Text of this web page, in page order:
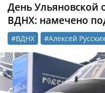
День Ульяновской
ВДНХ: намечено
#ВДНХ #Алексей Русских